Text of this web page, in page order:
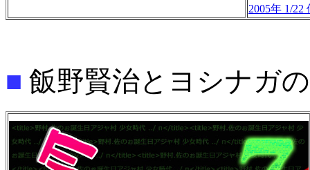
2005年 1/
■ 飯野賢治とヨシナガ